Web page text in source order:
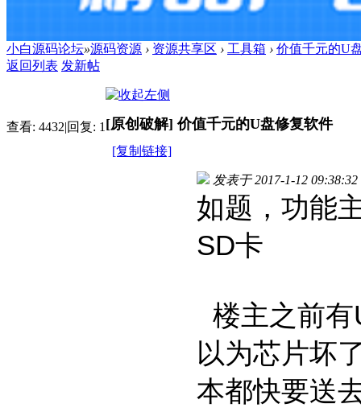
小白源码论坛»源码资源 › 资源共享区 › 工具箱 › 价值千元的U
返回列表 发新帖
查看: 4432 回复: 1[原创破解]价值千元的U盘修复软件
[复制链接]
发表于 2017-1-12 09:38:32
如题，功能
SD卡
楼主之前
以为芯片坏
本都快要送